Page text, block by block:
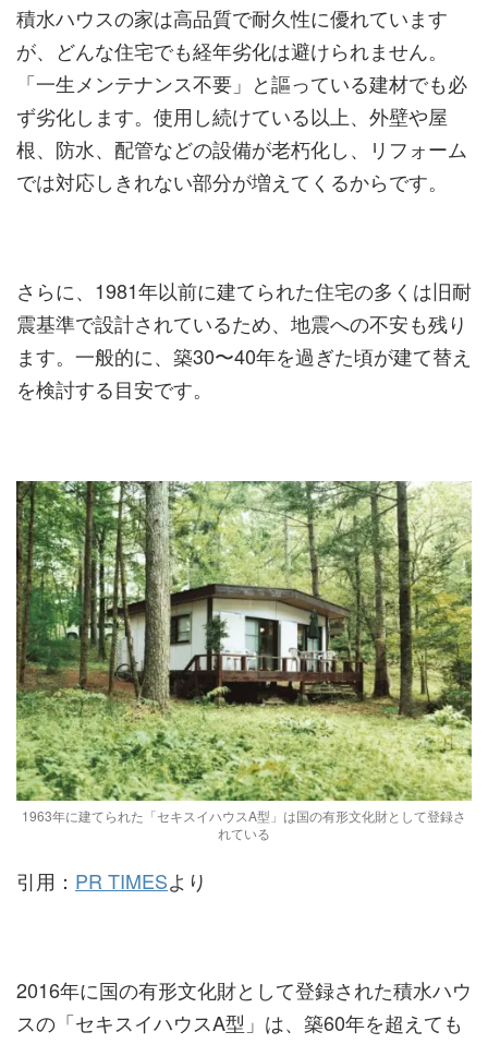
積水ハウスの家は高品質で耐久性に優れています
が、どんな住宅でも経年劣化は避けられません。
「一生メンテナンス不要」と謳っている建材でも必
ず劣化します。使用し続けている以上、外壁や屋
根、防水、配管などの設備が老朽化し、リフォーム
では対応しきれない部分が増えてくるからです。
さらに、1981年以前に建てられた住宅の多くは旧耐
震基準で設計されているため、地震への不安も残り
ます。一般的に、築30〜40年を過ぎた頃が建て替え
を検討する目安です。
1963年に建てられた「セキスイハウスA型」は国の有形文化財として登録さ
れている
引用： PR TIMESより
2016年に国の有形文化財として登録された積水ハウ
スの「セキスイハウスA型」は、築60年を超えても